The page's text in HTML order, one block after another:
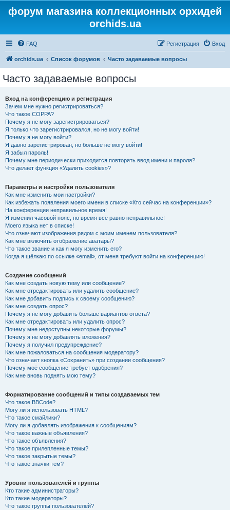
форум магазина коллекционных орхидей
orchids.ua
FAQ Вход
Регистрация
orchids.ua Список форумов Часто задаваемые вопросы
Часто задаваемые вопросы
Вход на конференцию и регистрация
Зачем мне нужно регистрироваться?
Что такое COPPA?
Почему я не могу зарегистрироваться?
Я только что зарегистрировался, но не могу войти!
Почему я не могу войти?
Я давно зарегистрирован, но больше не могу войти!
Я забыл пароль!
Почему мне периодически приходится повторять ввод имени и пароля?
Что делает функция «Удалить cookies»?
Параметры и настройки пользователя
Как мне изменить мои настройки?
Как избежать появления моего имени в списке «Кто сейчас на конференции»?
На конференции неправильное время!
Я изменил часовой пояс, но время всё равно неправильное!
Моего языка нет в списке!
Что означают изображения рядом с моим именем пользователя?
Как мне включить отображение аватары?
Что такое звание и как я могу изменить его?
Когда я щёлкаю по ссылке «email», от меня требуют войти на конференцию!
Создание сообщений
Как мне создать новую тему или сообщение?
Как мне отредактировать или удалить сообщение?
Как мне добавить подпись к своему сообщению?
Как мне создать опрос?
Почему я не могу добавить больше вариантов ответа?
Как мне отредактировать или удалить опрос?
Почему мне недоступны некоторые форумы?
Почему я не могу добавлять вложения?
Почему я получил предупреждение?
Как мне пожаловаться на сообщения модератору?
Что означает кнопка «Сохранить» при создании сообщения?
Почему моё сообщение требует одобрения?
Как мне вновь поднять мою тему?
Форматирование сообщений и типы создаваемых тем
Что такое BBCode?
Могу ли я использовать HTML?
Что такое смайлики?
Могу ли я добавлять изображения к сообщениям?
Что такое важные объявления?
Что такое объявления?
Что такое прилепленные темы?
Что такое закрытые темы?
Что такое значки тем?
Уровни пользователей и группы
Кто такие администраторы?
Кто такие модераторы?
Что такое группы пользователей?